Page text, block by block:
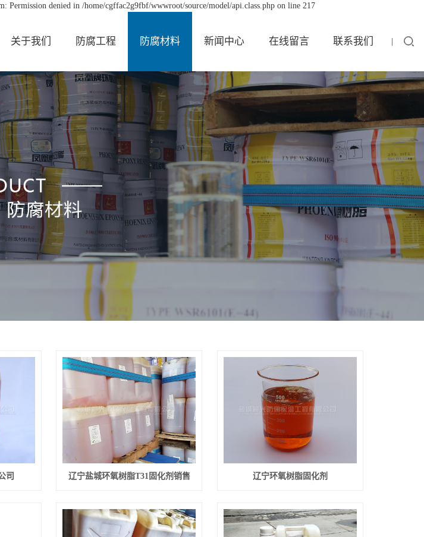
Permission denied in /home/cgffac2g9fbf/wwwroot/source/model/api.class.php on line 217
关于我们 防腐工程 防腐材料 新闻中心 在线留言 联系我们
司 辽宁盐城环氧树脂T31固化剂销售 辽宁环氧树脂固化剂